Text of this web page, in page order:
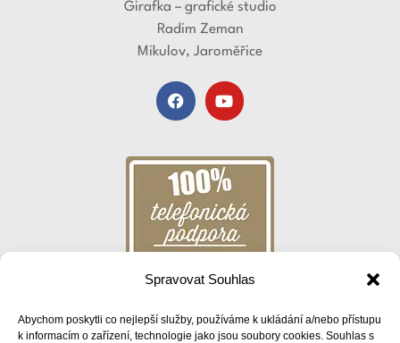
Spravovat Souhlas
Abychom poskytli co nejlepší služby, používáme k ukládání a/nebo přístupu
k informacím o zařízení, technologie jako jsou soubory cookies. Souhlas s
Girafka – grafické studio
Radim Zeman
Mikulov, Jaroměřice